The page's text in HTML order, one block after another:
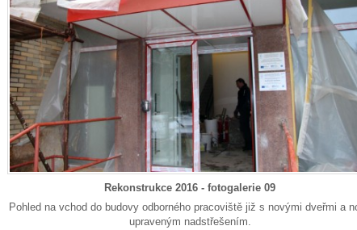
Rekonstrukce 2016 - fotogalerie 09
Pohled na vchod do budovy odborného pracoviště již s novými dveřmi a
upraveným nadstřešením.